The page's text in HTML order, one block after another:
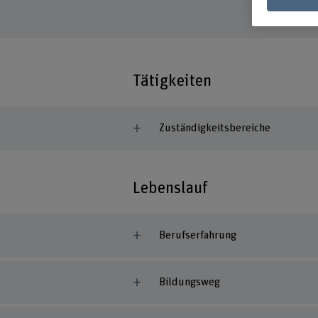
Tätigkeiten
Zuständigkeitsbereiche
Lebenslauf
Berufserfahrung
Bildungsweg